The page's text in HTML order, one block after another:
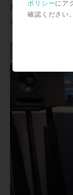
から記事をチェ
＞＞WEBをチェ
ポリシーにア
確認ください。